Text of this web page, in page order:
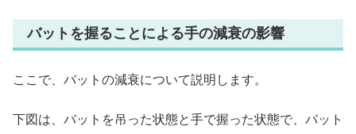
バットを握ることによる手の減衰の影響
ここで、バットの減衰について説明します。
下図は、バットを吊った状態と手で握った状態で、バット